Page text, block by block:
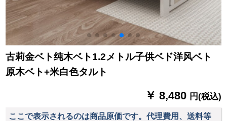
古莉金ベト纯木ベト1.2メトル子供ベド洋风ベト
原木ベト+米白色タルト
￥ 8,480 円(税込)
ここで表示されるのは商品原価です。代理費用、送料等